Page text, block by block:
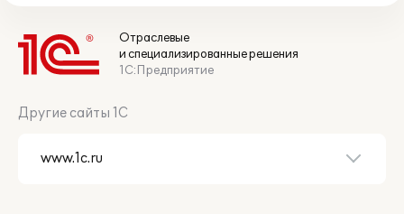
Отраслевые
и специализированные решения
1С:Предприятие
Другие сайты 1С